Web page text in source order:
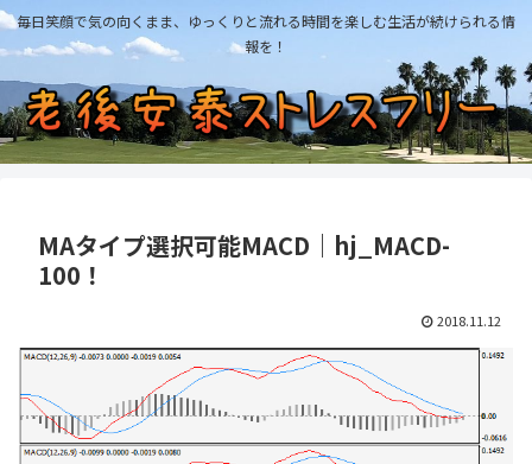
毎日笑顔で気の向くまま、ゆっくりと流れる時間を楽しむ生活が続けられる情
報を！
MAタイプ選択可能MACD｜hj_MACD-
100！
2018.11.12